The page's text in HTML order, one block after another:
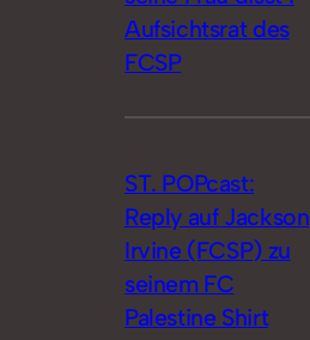
Aufsichtsrat des
FCSP
ST. POPcast:
Reply auf Jackson
Irvine (FCSP) zu
seinem FC
Palestine Shirt